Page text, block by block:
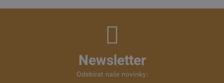
Newsletter
Odebírat naše novinky: